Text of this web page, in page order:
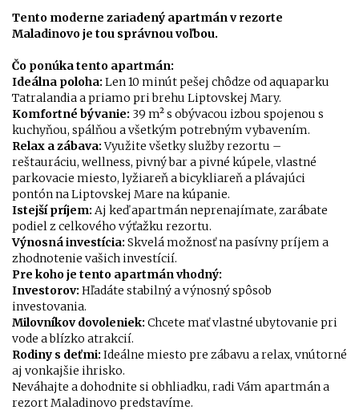
Tento moderne zariadený apartmán v rezorte
Maladinovo je tou správnou voľbou.
Čo ponúka tento apartmán:
Ideálna poloha: Len 10 minút pešej chôdze od aquaparku
Tatralandia a priamo pri brehu Liptovskej Mary.
Komfortné bývanie: 39 m² s obývacou izbou spojenou s
kuchyňou, spálňou a všetkým potrebným vybavením.
Relax a zábava:Využite všetky služby rezortu –
reštauráciu, wellness, pivný bar a pivné kúpele, vlastné
parkovacie miesto, lyžiareň a bicykliareň a plávajúci
pontón na Liptovskej Mare na kúpanie.
Istejší príjem: Aj keď apartmán neprenajímate, zarábate
podiel z celkového výťažku rezortu.
Výnosná investícia: Skvelá možnosť na pasívny príjem a
zhodnotenie vašich investícií.
Pre koho je tento apartmán vhodný:
Investorov: Hľadáte stabilný a výnosný spôsob
investovania.
Milovníkov dovoleniek: Chcete mať vlastné ubytovanie pri
vode a blízko atrakcií.
Rodiny s deťmi: Ideálne miesto pre zábavu a relax, vnútorné
aj vonkajšie ihrisko.
Neváhajte a dohodnite si obhliadku, radi Vám apartmán a
rezort Maladinovo predstavíme.